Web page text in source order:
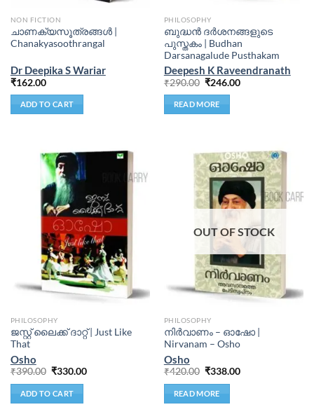
NON FICTION
ചാണക്യസൂത്രങ്ങള്‍ |
Chanakyasoothrangal
Dr Deepika S Wariar
₹162.00
ADD TO CART
PHILOSOPHY
ബുദ്ധന്‍ ദര്‍ശനങ്ങളുടെ
പുസ്തകം | Budhan
Darsanagalude Pusthakam
Deepesh K Raveendranath
₹290.00 ₹246.00
READ MORE
PHILOSOPHY
ജസ്റ്റ് ലൈക്ക് ദാറ്റ് | Just Like
That
Osho
₹390.00 ₹330.00
ADD TO CART
OUT OF STOCK
PHILOSOPHY
നിർവാണം – ഓഷോ |
Nirvanam – Osho
Osho
₹420.00 ₹338.00
READ MORE